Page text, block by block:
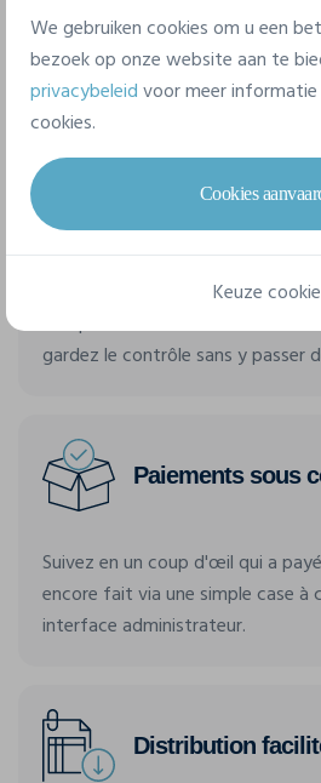
de personnalisation de chacun.
accessible en temps réel sur
administrateur.
10 minutes, pas
Configurez les prix, la date limite
chaque membre commander à
gardez le contrôle sans y passer
Paiements sous
Suivez en un coup d'œil qui a
encore fait via une simple case à
interface administrateur.
Distribution
We gebruiken cookies om u een
bezoek op onze website aan te
privacybeleidvoor meer
cookies.
Cookies
Keuze